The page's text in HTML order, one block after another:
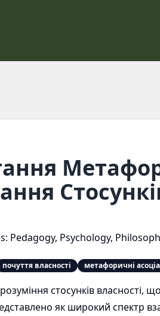
Pedagogy, Psychology,
почуття власності метафоричні
стосунків
як широкий спектр